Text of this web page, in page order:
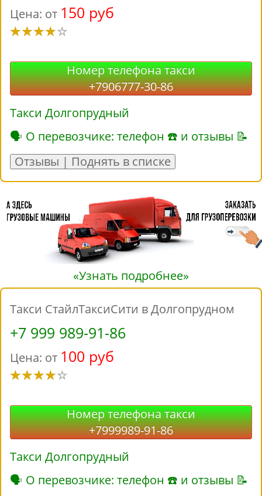
Цена: от 150 руб
Номер телефона такси
+7906777-30-86
Такси Долгопрудный
🗣 О перевозчике: телефон ☎ и отзывы 📝
Отзывы | Поднять в списке
«Узнать подробнее»
Такси СтайлТаксиСити в Долгопрудном
+7 999 989-91-86
Цена: от 100 руб
Номер телефона такси
+7999989-91-86
Такси Долгопрудный
🗣 О перевозчике: телефон ☎ и отзывы 📝